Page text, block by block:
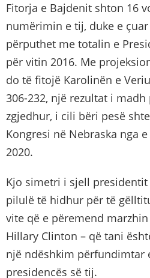
Fitorja e Bajdenit shton 16
numërimin e tij, duke e çuar
përputhet me totalin e
për vitin 2016. Me
do të fitojë Karolinën e
306-232, një rezultat i
zgjedhur, i cili bëri pesë
Kongresi në Nebraska nga
2020.
Kjo simetri i sjell
pilulë të hidhur për të
vite që e përemend
Hillary Clinton – që tani
një ndëshkim përfundimtar
presidencës së tij.